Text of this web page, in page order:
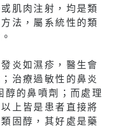
肌肉注射，均是類
法，屬系統性的類
炎如濕疹，醫生會
治療過敏性的鼻炎
醇的鼻噴劑；而處理
上皆是患者直接將
固醇，其好處是藥